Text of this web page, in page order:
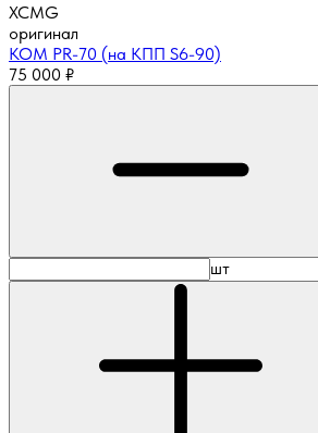
XCMG
оригинал
КОМ PR-70 (на КПП S6-90)
75 000 ₽
шт